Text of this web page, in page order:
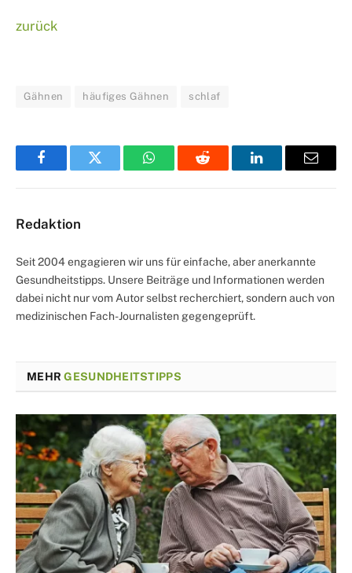
zurück
Gähnen häufiges Gähnen schlaf
FacebookTwitter WhatsAppReddit LinkedInEmail
Redaktion
Seit 2004 engagieren wir uns für einfache, aber anerkannte
Gesundheitstipps. Unsere Beiträge und Informationen werden
dabei nicht nur vom Autor selbst recherchiert, sondern auch von
medizinischen Fach-Journalisten gegengeprüft.
MEHRGESUNDHEITSTIPPS